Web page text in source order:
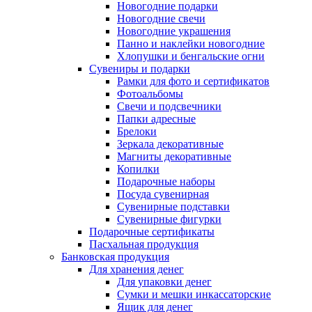
Новогодние подарки
Новогодние свечи
Новогодние украшения
Панно и наклейки новогодние
Хлопушки и бенгальские огни
Сувениры и подарки
Рамки для фото и сертификатов
Фотоальбомы
Свечи и подсвечники
Папки адресные
Брелоки
Зеркала декоративные
Магниты декоративные
Копилки
Подарочные наборы
Посуда сувенирная
Сувенирные подставки
Сувенирные фигурки
Подарочные сертификаты
Пасхальная продукция
Банковская продукция
Для хранения денег
Для упаковки денег
Сумки и мешки инкассаторские
Ящик для денег